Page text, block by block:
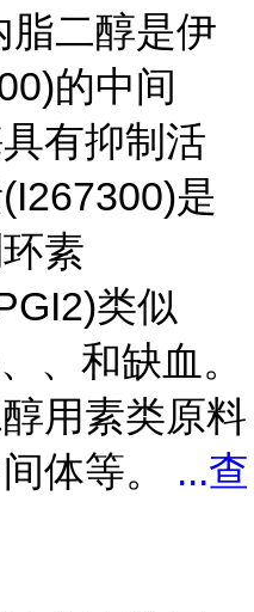
脂二醇是伊
的中间
有抑制活
是
素
类似
、和缺血。
用素类原料
体等。 ...查